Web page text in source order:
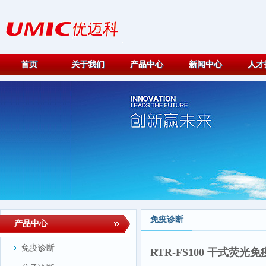
首页 关于我们 产品中心 新闻中心 人
产品中心
免疫诊断
免疫诊断
RTR-FS100 干式荧光免